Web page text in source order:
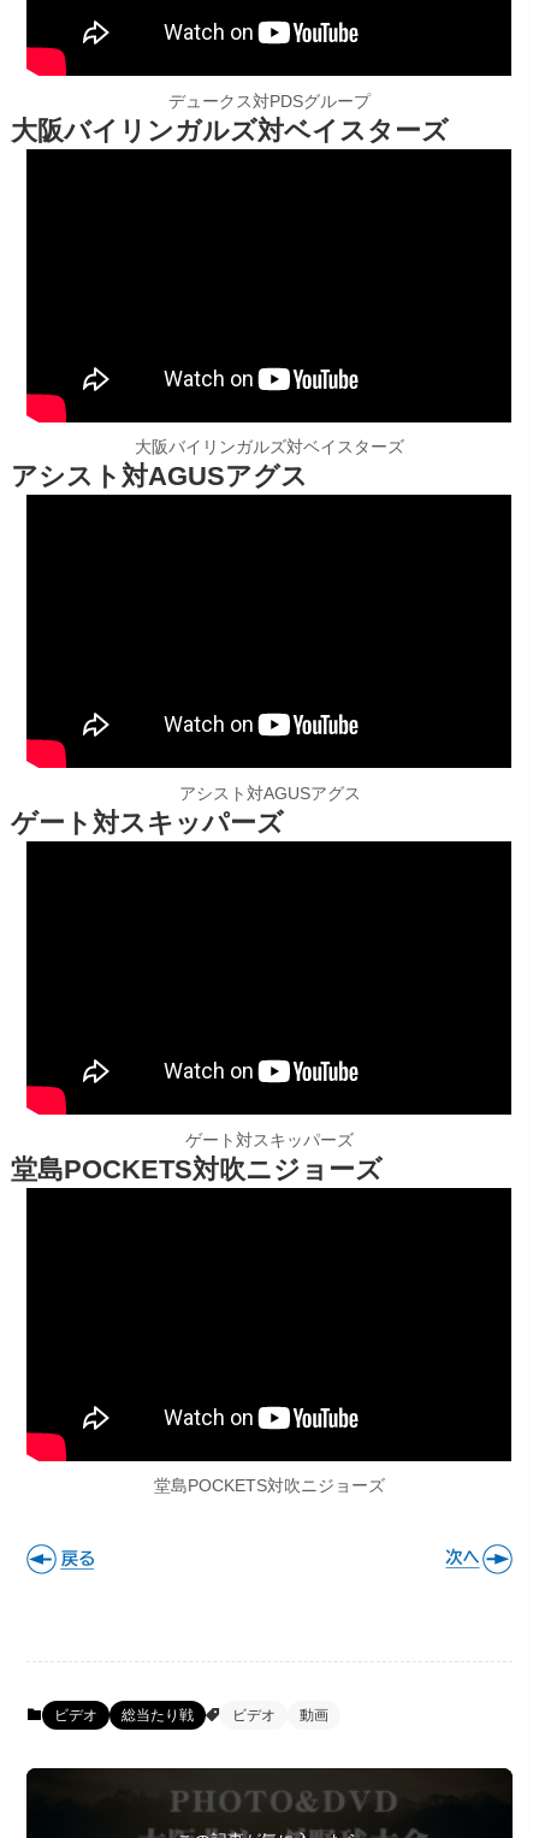
デュークス対PDSグループ
大阪バイリンガルズ対ベイスターズ
大阪バイリンガルズ対ベイスターズ
アシスト対AGUSアグス
アシスト対AGUSアグス
ゲート対スキッパーズ
ゲート対スキッパーズ
堂島POCKETS対吹ニジョーズ
堂島POCKETS対吹ニジョーズ
ビデオ 総当たり戦 ビデオ 動画